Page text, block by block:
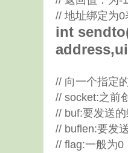
// 地址绑定为
int
// 向一个指定
// socket:之前
// buf:要发送的
// buflen:要发
// flag:一般为0